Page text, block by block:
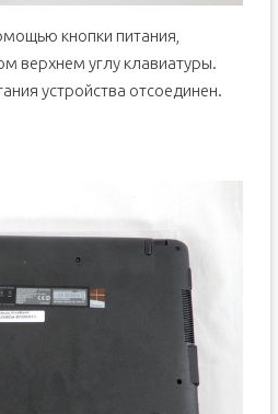
кнопки питания,
верхнем углу клавиатуры.
устройства отсоединен.